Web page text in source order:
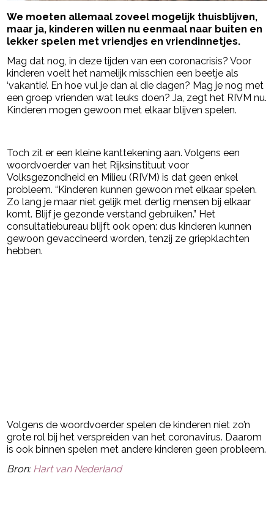
We moeten allemaal zoveel mogelijk thuisblijven,
maar ja, kinderen willen nu eenmaal naar buiten en
lekker spelen met vriendjes en vriendinnetjes.
Mag dat nog, in deze tijden van een coronacrisis? Voor
kinderen voelt het namelijk misschien een beetje als
‘vakantie’. En hoe vul je dan al die dagen? Mag je nog met
een groep vrienden wat leuks doen? Ja, zegt het RIVM nu.
Kinderen mogen gewoon met elkaar blijven spelen.
Toch zit er een kleine kanttekening aan. Volgens een
woordvoerder van het Rijksinstituut voor
Volksgezondheid en Milieu (RIVM) is dat geen enkel
probleem. “Kinderen kunnen gewoon met elkaar spelen.
Zo lang je maar niet gelijk met dertig mensen bij elkaar
komt. Blijf je gezonde verstand gebruiken.” Het
consultatiebureau blijft ook open: dus kinderen kunnen
gewoon gevaccineerd worden, tenzij ze griepklachten
hebben.
Volgens de woordvoerder spelen de kinderen niet zo’n
grote rol bij het verspreiden van het coronavirus. Daarom
is ook binnen spelen met andere kinderen geen probleem.
Bron: Hart van Nederland